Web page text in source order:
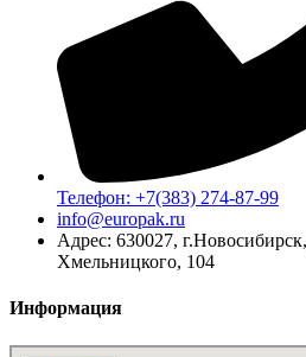
Телефон: +7(383) 274-87-99
info@europak.ru
Адрес: 630027,
Хмельницкого, 104
Информация